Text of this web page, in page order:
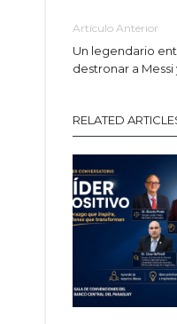
Artículo Anterior
Un legendario
destronar a
RELATED